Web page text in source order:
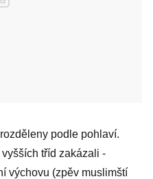
podle pohlaví.
tříd zakázali -
výchovu (zpěv muslimští